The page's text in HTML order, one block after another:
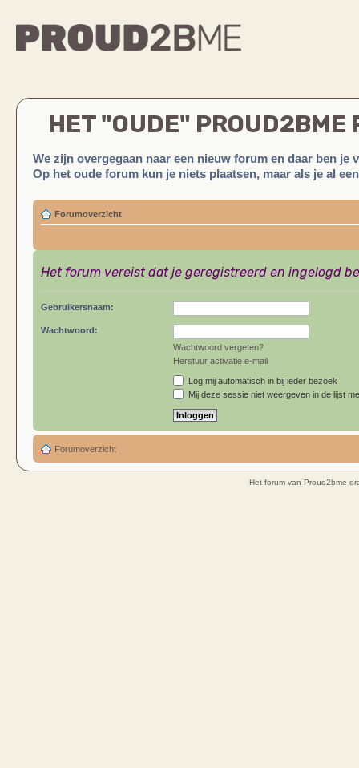
HET "OUDE" PROUD2BME
We zijn overgegaan naar een nieuw forum en daar ben je
Op het oude forum kun je niets plaatsen, maar als je al
Forumoverzicht
Het forum vereist dat je geregistreerd en ingelogd
Gebruikersnaam:
Wachtwoord:
Wachtwoord vergeten?
Herstuur activatie e-mail
Log mij automatisch in bij ieder bezoek
Mij deze sessie niet weergeven in de lijst
Forumoverzicht
Het forum van Proud2bme